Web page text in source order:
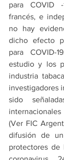
para COVID
francés, e
no hay
dicho efecto
para COVID-
estudio y los
industria
investigadores
sido
(Ver FIC
difusión de
protectores